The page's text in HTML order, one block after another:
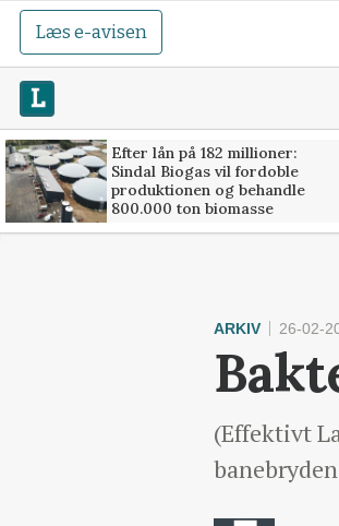
Læs e-avisen
Efter lån på 182 millioner:
Sindal Biogas vil fordoble
produktionen og behandle
800.000 ton biomasse
ARKIV 26-02-
(Effektivt